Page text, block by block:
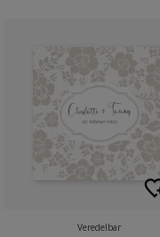
Veredelbar